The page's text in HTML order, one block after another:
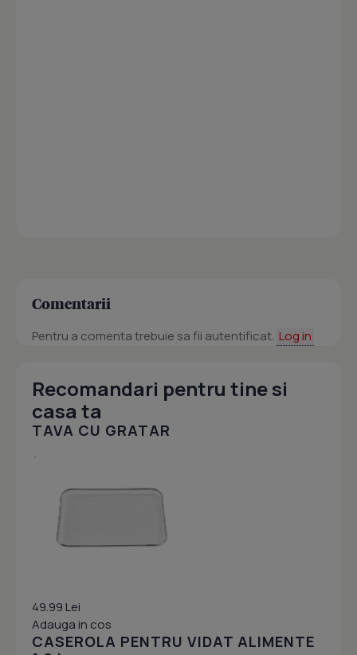
Comentarii
Pentru a comenta trebuie sa fii autentificat. Log in
Recomandari pentru tine si
casa ta
TAVA CU GRATAR
49.99 Lei
Adauga in cos
CASEROLA PENTRU VIDAT ALIMENTE